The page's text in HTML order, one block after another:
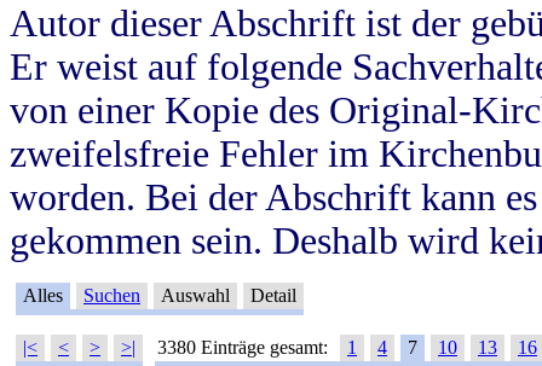
Autor dieser Abschrift ist der
Er weist auf folgende
von einer Kopie des Original-
zweifelsfreie Fehler im
worden. Bei der Abschrift kann
gekommen sein. Deshalb wird
Alles Suchen Auswahl Detail
|< < > >| 3380 Einträge gesamt: 1 4 7 10 13
16